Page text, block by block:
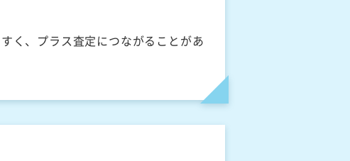
く、プラス査定につながることがあ